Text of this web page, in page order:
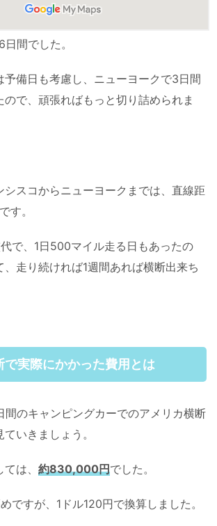
間でした。
予備日も考慮し、ニューヨークで3日間
で、頑張ればもっと切り詰められま
シスコからニューヨークまでは、直線距
す。
で、1日500マイル走る日もあったの
、走り続ければ1週間あれば横断出来ち
で実際にかかった費用とは
間のキャンピングカーでのアメリカ横断
いきましょう。
は、 約830,000円でした。
ですが、1ドル120円で換算しました。